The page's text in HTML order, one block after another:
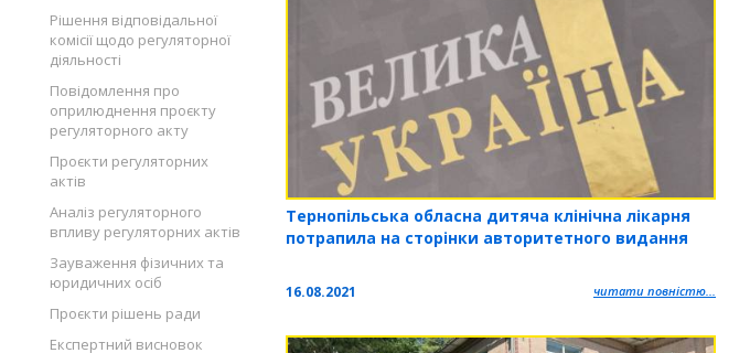
Рішення відповідальної
комісії щодо регуляторної
діяльності
Повідомлення про
оприлюднення проєкту
регуляторного акту
Проєкти регуляторних
актів
Аналіз регуляторного
впливу регуляторних актів
Зауваження фізичних та
юридичних осіб
Проєкти рішень ради
Експертний висновок
Тернопільська обласна дитяча клінічна лікарня
потрапила на сторінки авторитетного видання
16.08.2021 читати повністю...